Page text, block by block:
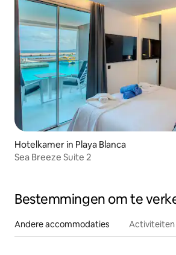
Hotelkamer in Playa Blanca
Sea Breeze Suite 2
Bestemmingen om te
Andere accommodaties Activiteiten